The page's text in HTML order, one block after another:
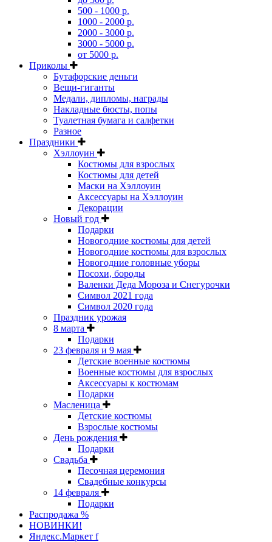
500 - 1000 р.
1000 - 2000 р.
2000 - 3000 р.
3000 - 5000 р.
от 5000 р.
Приколы
Бутафорские деньги
Вещи-гиганты
Медали, дипломы, награды
Накладные бюсты, попы
Туалетная бумага и салфетки
Разное
Праздники
Хэллоуин
Костюмы для взрослых
Костюмы для детей
Маски на Хэллоуин
Аксессуары на Хэллоуин
Декорации
Новый год
Подарки
Новогодние костюмы для детей
Новогодние костюмы для взрослых
Новогодние головные уборы
Посохи, бороды
Валенки Деда Мороза и Снегурочки
Символ 2021 года
Символ 2020 года
Праздник урожая
8 марта
Подарки
23 февраля и 9 мая
Детские военные костюмы
Военные костюмы для взрослых
Аксессуары к костюмам
Подарки
Масленица
Детские костюмы
Взрослые костюмы
День рождения
Подарки
Свадьба
Песочная церемония
Свадебные конкурсы
14 февраля
Подарки
Распродажа %
НОВИНКИ!
Яндекс.Маркет f